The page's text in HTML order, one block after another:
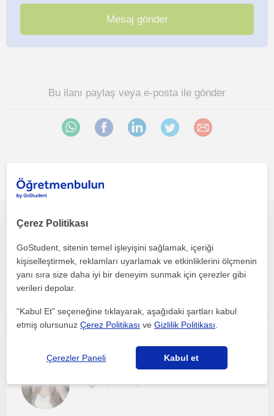
Bu ilanı paylaş veya e-posta ile gönder
İlgini çekebilecek diğer online Web Tasarim öğretmenleri
Web Tasarim
Çevrimiçi dersler
Web Tasarim
Çerez Politikası
GoStudent, sitenin temel işleyişini sağlamak, içeriği
kişiselleştirmek, reklamları uyarlamak ve etkinliklerini ölçmenin
yanı sıra size daha iyi bir deneyim sunmak için çerezler gibi
verileri depolar.
"Kabul Et" seçeneğine tıklayarak, aşağıdaki şartları kabul
etmiş olursunuzÇerez Politikası veGizlilik Politikası
Çerezler Paneli Kabul et